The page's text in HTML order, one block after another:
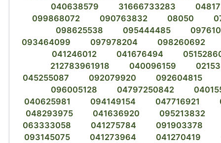
040638579
31666733283
099868072
090763832 08050
098625538
095444485
093464099
097978204
098260692
041246012
041676494
212783961918
040096159
045255087
092079920
092604815
096005128
04797250842
040625981
094149154 047716921
048293975
041636920
095213832
063333058
041275784
091903378
093145075
041273964 041270419